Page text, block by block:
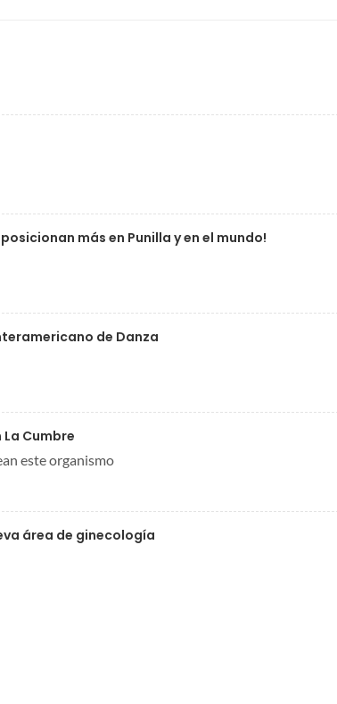
más en Punilla y en el mundo!
de Danza
Cumbre
este organismo
área de ginecología